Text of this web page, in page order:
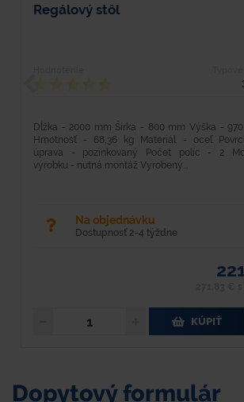
Regálový stôl
Dĺžka - 2000 mm Šírka - 800 mm Výška -
Hmotnosť - 68,36 kg Materiál - oceľ
úprava - pozinkovaný Počet políc - 2
výrobku - nutná montáž Vyrobený...
Na objednávku
Dostupnosť 2-4 týždne
KÚPIŤ
Dopytový formulár